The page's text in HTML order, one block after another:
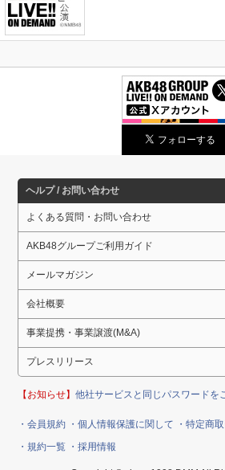
ヘルプ / お問い合わせ
よくある質問・お問い合わせ
AKB48グループご利用ガイド
メールマガジン
会社概要
事業提携・事業譲渡(M&A)
プレスリリース
【お知らせ】他社サービスと同じパスワードを
・会員規約 ・個人情報保護に関して
・特定商
・規約一覧 ・採用情報